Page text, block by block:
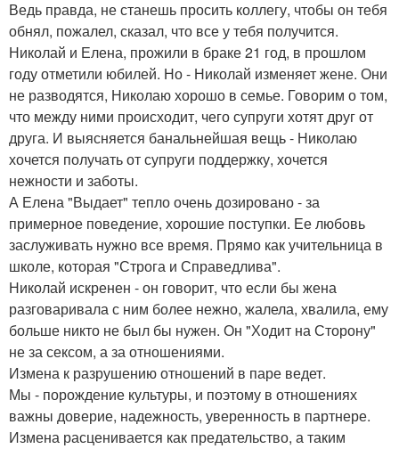
Ведь правда, не станешь просить коллегу, чтобы он тебя
обнял, пожалел, сказал, что все у тебя получится.
Николай и Елена, прожили в браке 21 год, в прошлом
году отметили юбилей. Но - Николай изменяет жене. Они
не разводятся, Николаю хорошо в семье. Говорим о том,
что между ними происходит, чего супруги хотят друг от
друга. И выясняется банальнейшая вещь - Николаю
хочется получать от супруги поддержку, хочется
нежности и заботы.
А Елена "Выдает" тепло очень дозировано - за
примерное поведение, хорошие поступки. Ее любовь
заслуживать нужно все время. Прямо как учительница в
школе, которая "Строга и Справедлива".
Николай искренен - он говорит, что если бы жена
разговаривала с ним более нежно, жалела, хвалила, ему
больше никто не был бы нужен. Он "Ходит на Сторону"
не за сексом, а за отношениями.
Измена к разрушению отношений в паре ведет.
Мы - порождение культуры, и поэтому в отношениях
важны доверие, надежность, уверенность в партнере.
Измена расценивается как предательство, а таким